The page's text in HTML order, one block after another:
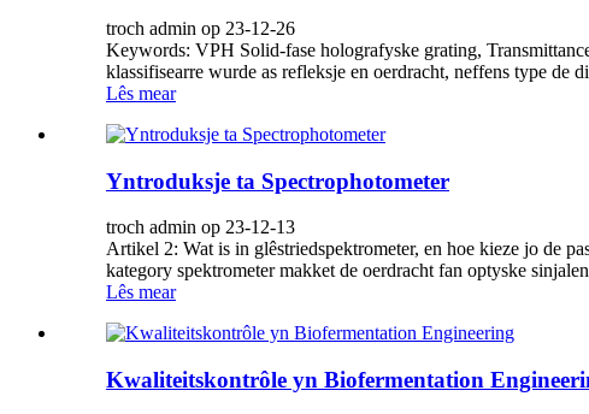
troch admin op 23-12-26
Keywords: VPH Solid-fase holografyske grating,
klassifisearre wurde as refleksje en oerdracht, neffens type de
Lês mear
Yntroduksje ta Spectrophotometer
troch admin op 23-12-13
Artikel 2: Wat is in glêstriedspektrometer, en hoe kieze jo de
kategory spektrometer makket de oerdracht fan optyske
Lês mear
Kwaliteitskontrôle yn Biofermentation